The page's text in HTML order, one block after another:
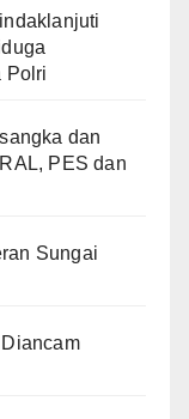
Polri
dan
PES dan
Sungai